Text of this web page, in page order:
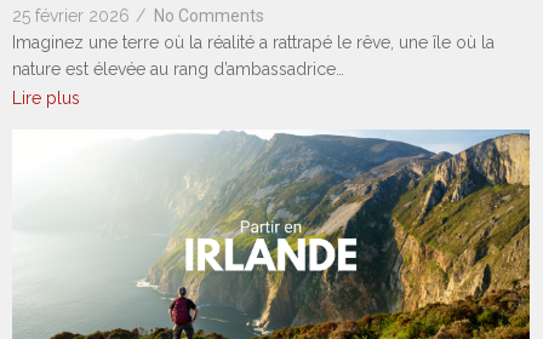
25 février 2026 / No Comments
Imaginez une terre où la réalité a rattrapé le rêve, une île où la
nature est élevée au rang d’ambassadrice…
Lire plus